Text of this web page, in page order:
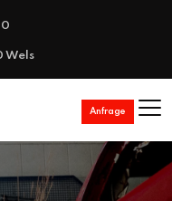
Wels
Anfrage